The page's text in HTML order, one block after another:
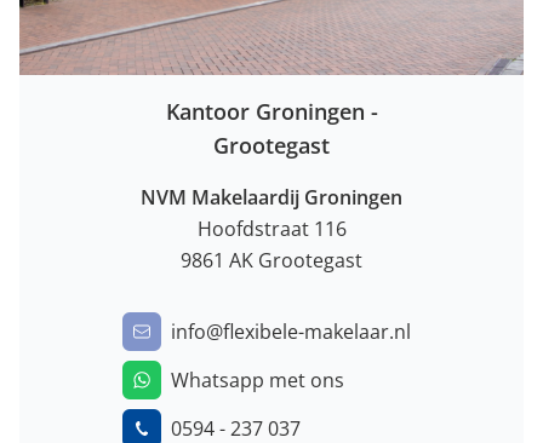
Kantoor Groningen -
Grootegast
NVM Makelaardij Groningen
Hoofdstraat 116
9861 AK Grootegast
info@flexibele-makelaar.nl
Whatsapp met ons
0594 - 237 037